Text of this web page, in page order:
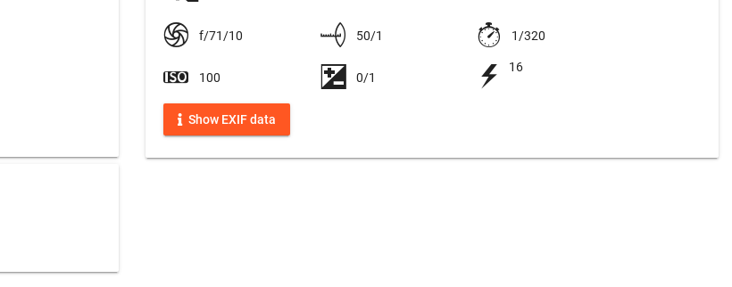
f/71/10 50/1 1/320
100 0/1
16
Show EXIF data